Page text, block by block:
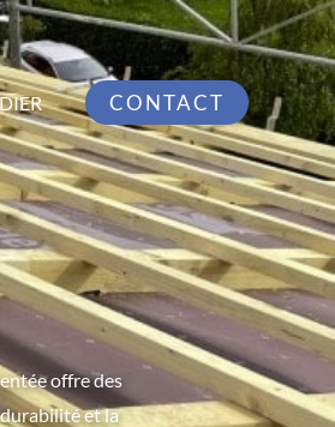
CONTACT
offre des
et la